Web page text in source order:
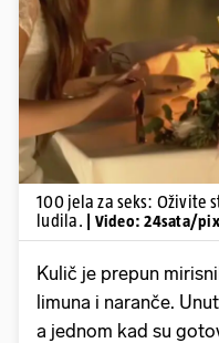
100 jela za seks: Oživite
ludila.
| Video: 24sata/
Kulič je prepun
limuna i naranče.
a jednom kad su